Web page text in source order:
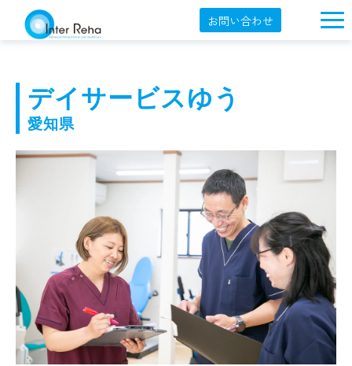
お問い合わせ
製品一覧
セミナー情報
導入事例
YouTube
オンラインショップ
English
デイサービスゆう
愛知県